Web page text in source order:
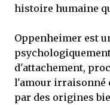
histoire humaine
Oppenheimer est
d'attachement,
l'amour irraisonné
par des origines